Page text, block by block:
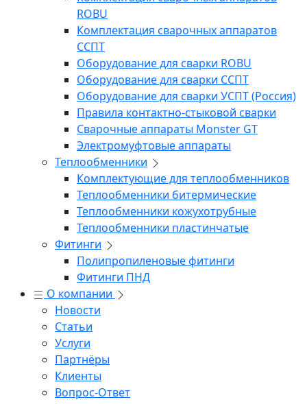
ROBU
Комплектация сварочных аппаратов
ССПТ
Оборудование для сварки ROBU
Оборудование для сварки ССПТ
Оборудование для сварки УСПТ (Россия)
Правила контактно-стыковой сварки
Сварочные аппараты Monster GT
Электромуфтовые аппараты
Теплообменники
Комплектующие для теплообменников
Теплообменники битермические
Теплообменники кожухотрубные
Теплообменники пластинчатые
Фитинги
Полипропиленовые фитинги
Фитинги ПНД
О компании
Новости
Статьи
Услуги
Партнёры
Клиенты
Вопрос-Ответ